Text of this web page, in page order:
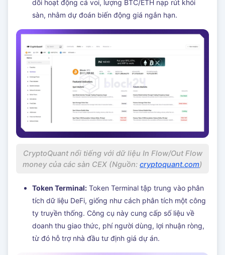
dõi hoạt động cá voi, lượng BTC/ETH nạp rút khỏi
sàn, nhằm dự đoán biến động giá ngắn hạn.
CryptoQuant nổi tiếng với dữ liệu In Flow/Out Flow
money của các sàn CEX (Nguồn: cryptoquant.com)
Token Terminal: Token Terminal tập trung vào phân
tích dữ liệu DeFi, giống như cách phân tích một công
ty truyền thống. Công cụ này cung cấp số liệu về
doanh thu giao thức, phí người dùng, lợi nhuận ròng,
từ đó hỗ trợ nhà đầu tư định giá dự án.